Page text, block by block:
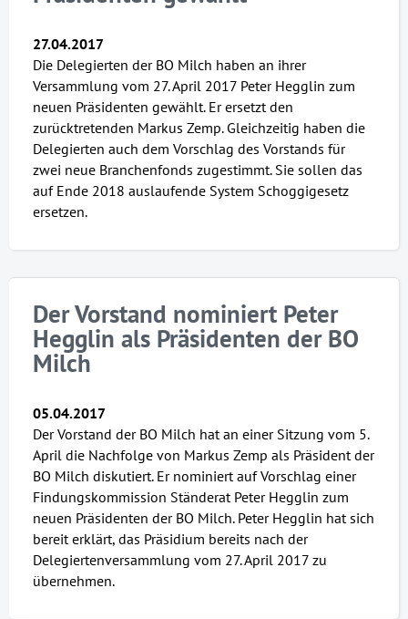
27.04.2017
Die Delegierten der BO Milch haben an ihrer
Versammlung vom 27. April 2017 Peter Hegglin zum
neuen Präsidenten gewählt. Er ersetzt den
zurücktretenden Markus Zemp. Gleichzeitig haben die
Delegierten auch dem Vorschlag des Vorstands für
zwei neue Branchenfonds zugestimmt. Sie sollen das
auf Ende 2018 auslaufende System Schoggigesetz
ersetzen.
Der Vorstand nominiert Peter
Hegglin als Präsidenten der BO
Milch
05.04.2017
Der Vorstand der BO Milch hat an einer Sitzung vom 5.
April die Nachfolge von Markus Zemp als Präsident der
BO Milch diskutiert. Er nominiert auf Vorschlag einer
Findungskommission Ständerat Peter Hegglin zum
neuen Präsidenten der BO Milch. Peter Hegglin hat sich
bereit erklärt, das Präsidium bereits nach der
Delegiertenversammlung vom 27. April 2017 zu
übernehmen.